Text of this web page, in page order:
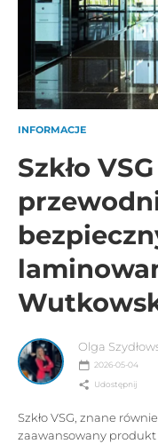
INFORMACJE
Szkło
Olga
2026-05-04
Udostępnij
Szkło VSG, znane
zaawansowany